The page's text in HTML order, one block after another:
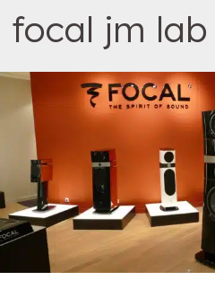
focal jm lab